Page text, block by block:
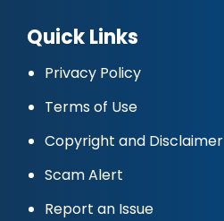
Quick Links
Privacy Policy
Terms of Use
Copyright and Disclaimer
Scam Alert
Report an Issue